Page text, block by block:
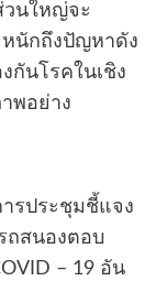
วนใหญ่จะ
หนักถึงปัญหาดัง
กันโรคในเชิง
พอย่าง
รประชุมชี้แจง
ถสนองตอบ
– 19 อัน